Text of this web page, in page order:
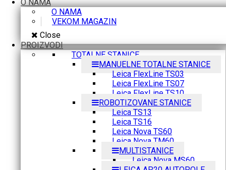
O NAMA
O NAMA
VEKOM MAGAZIN
Close
PROIZVODI
TOTALNE STANICE
MANUELNE TOTALNE STANICE
Leica FlexLine TS03
Leica FlexLine TS07
Leica FlexLine TS10
ROBOTIZOVANE STANICE
Leica TS13
Leica TS16
Leica Nova TS60
Leica Nova TM60
MULTISTANICE
Leica Nova MS60